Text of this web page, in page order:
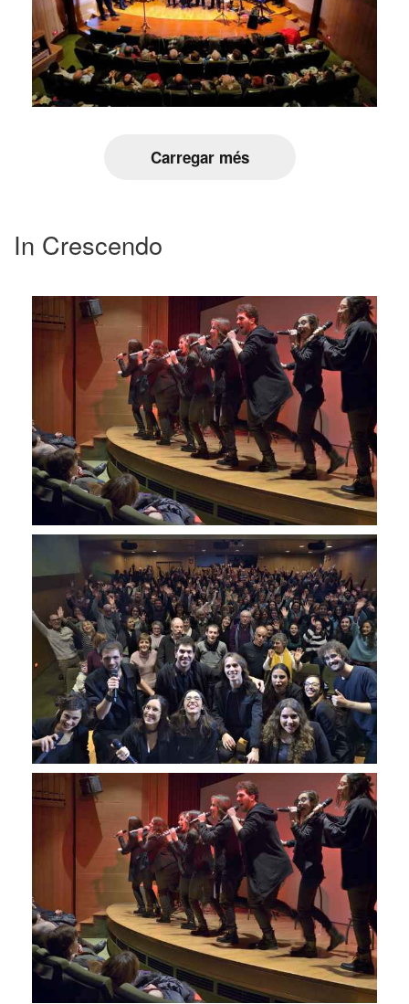
Carregar més
In Crescendo